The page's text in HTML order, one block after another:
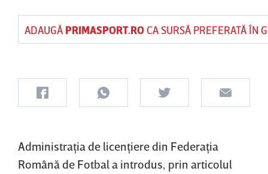
ADAUGĂ PRIMASPORT.ROCA SURSĂ PREFERATĂ ÎN
Administraţia de licenţiere din Federaţia
Română de Fotbal a introdus, prin articolul